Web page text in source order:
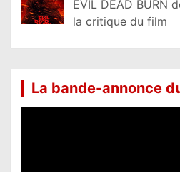
EVIL DEAD BURN
la critique du film
La bande-annonce